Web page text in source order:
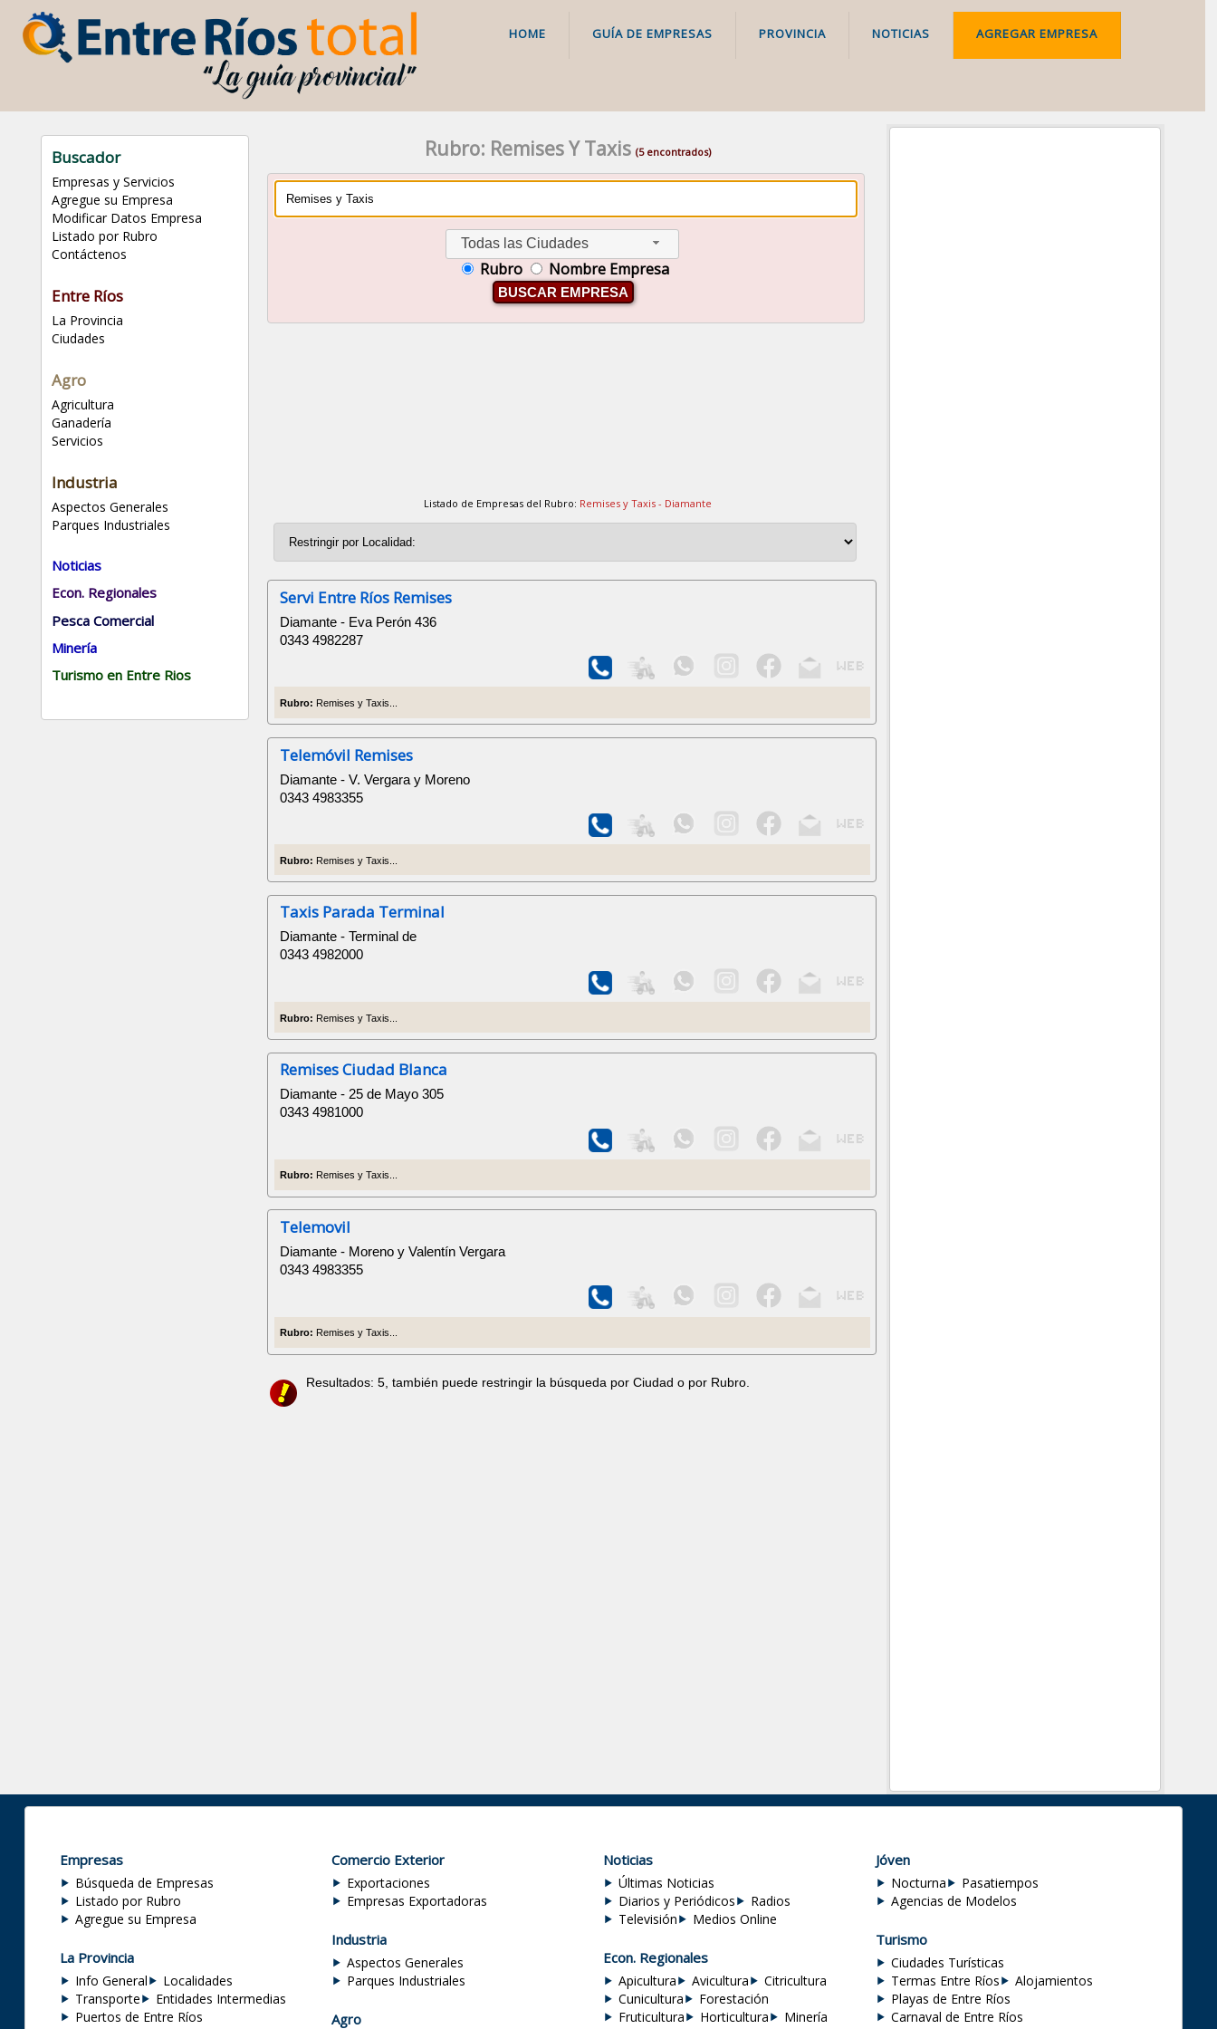
HOME GUÍA DE EMPRESAS PROVINCIA NOTICIAS AGREGAR EMPRESA
Buscador
Empresas y Servicios
Agregue su Empresa
Modificar Datos Empresa
Listado por Rubro
Contáctenos
Entre Ríos
La Provincia
Ciudades
Agro
Agricultura
Ganadería
Servicios
Industria
Aspectos Generales
Parques Industriales
Noticias
Econ. Regionales
Pesca Comercial
Minería
Turismo en Entre Rios
Rubro: Remises Y Taxis(5 encontrados)
Todas las Ciudades
Rubro Nombre Empresa
BUSCAR EMPRESA
Listado de Empresas del Rubro: Remises y Taxis - Diamante
Servi Entre Ríos Remises
Diamante - Eva Perón 436
0343 4982287
Rubro: Remises y Taxis...
Telemóvil Remises
Diamante - V. Vergara y Moreno
0343 4983355
Rubro: Remises y Taxis...
Taxis Parada Terminal
Diamante - Terminal de
0343 4982000
Rubro: Remises y Taxis...
Remises Ciudad Blanca
Diamante - 25 de Mayo 305
0343 4981000
Rubro: Remises y Taxis...
Telemovil
Diamante - Moreno y Valentín Vergara
0343 4983355
Rubro: Remises y Taxis...
Resultados: 5, también puede restringir la búsqueda por Ciudad o por Rubro.
Empresas
Búsqueda de Empresas
Listado por Rubro
Agregue su Empresa
La Provincia
Info General
Localidades
Transporte
Entidades Intermedias
Puertos de Entre Ríos
Comercio Exterior
Exportaciones
Empresas Exportadoras
Industria
Aspectos Generales
Parques Industriales
Agro
Noticias
Últimas Noticias
Diarios y Periódicos
Radios
Televisión
Medios Online
Econ. Regionales
Apicultura Avicultura
Citricultura
Cunicultura
Forestación
Fruticultura
Horticultura
Minería
Jóven
Nocturna
Pasatiempos
Agencias de Modelos
Turismo
Ciudades Turísticas
Termas Entre Ríos
Alojamientos
Playas de Entre Ríos
Carnaval de Entre Ríos